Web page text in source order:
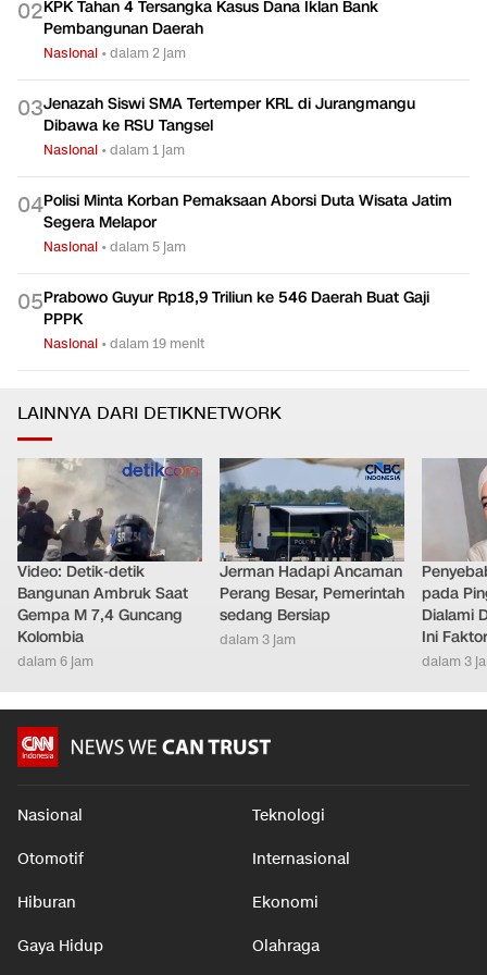
02KPK Tahan 4 Tersangka Kasus Dana Iklan Bank
Pembangunan Daerah
Nasional •dalam 2 jam
03Jenazah Siswi SMA Tertemper KRL di Jurangmangu
Dibawa ke RSU Tangsel
Nasional •dalam 1 jam
04Polisi Minta Korban Pemaksaan Aborsi Duta Wisata Jatim
Segera Melapor
Nasional •dalam 5 jam
05Prabowo Guyur Rp18,9 Triliun ke 546 Daerah Buat Gaji
PPPK
Nasional •dalam 19 menit
LAINNYA DARI DETIKNETWORK
Video: Detik-detik
Bangunan Ambruk Saat
Gempa M 7,4 Guncang
Kolombia
dalam 6 jam
Jerman Hadapi Ancaman
Perang Besar, Pemerintah
sedang Bersiap
dalam 3 jam
pada
Dialami
Ini
dalam 3
Nasional Teknologi
Otomotif Internasional
Hiburan Ekonomi
Gaya Hidup Olahraga